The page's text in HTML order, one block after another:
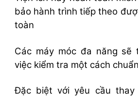
bảo hành trình tiếp theo
toàn
Các máy móc đa năng sẽ
việc kiểm tra một cách
Đặc biệt với yêu cầu thay